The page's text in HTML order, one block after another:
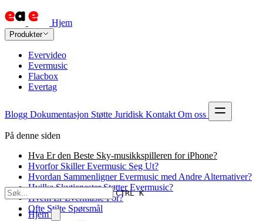
Hjem
Produkter
Evervideo
Evermusic
Flacbox
Evertag
Blogg Dokumentasjon Støtte Juridisk Kontakt Om oss
CTRL K
Hjem
På denne siden
Hva Er den Beste Sky-musikkspilleren for iPhone?
Hvorfor Skiller Evermusic Seg Ut?
Hvordan Sammenligner Evermusic med Andre Alternativer?
Hvilke Skytjenester Støtter Evermusic?
Hvem Er Evermusic For?
Ofte Stilte Spørsmål